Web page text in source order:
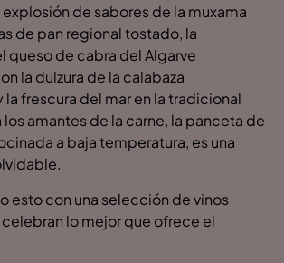
de sabores de la muxama
de pan regional tostado, la
queso de cabra del Algarve
la dulzura de la calabaza
la frescura del mar en la tradicional
los amantes de la carne, la panceta de
a baja temperatura, es una
esto con una selección de vinos
lo mejor que ofrece el